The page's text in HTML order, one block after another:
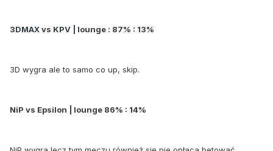
3DMAX vs KPV | lounge : 87% : 13%
3D wygra ale to samo co up, skip.
NiP vs Epsilon | lounge 86% : 14%